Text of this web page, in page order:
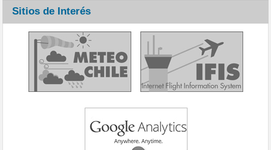
Sitios de Interés